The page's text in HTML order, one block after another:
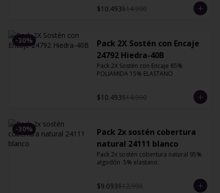
$10.493$14.990
-30%
Pack 2X Sostén con Encaje
24792 Hiedra-40B
Pack 2X Sostén con Encaje 85%
POLIAMIDA 15% ELASTANO
$10.493$14.990
-30%
Pack 2x sostén cobertura
natural 24111 blanco
Pack 2x sostén cobertura natural 95%
algodón  5% elastano.
$9.093$12.990